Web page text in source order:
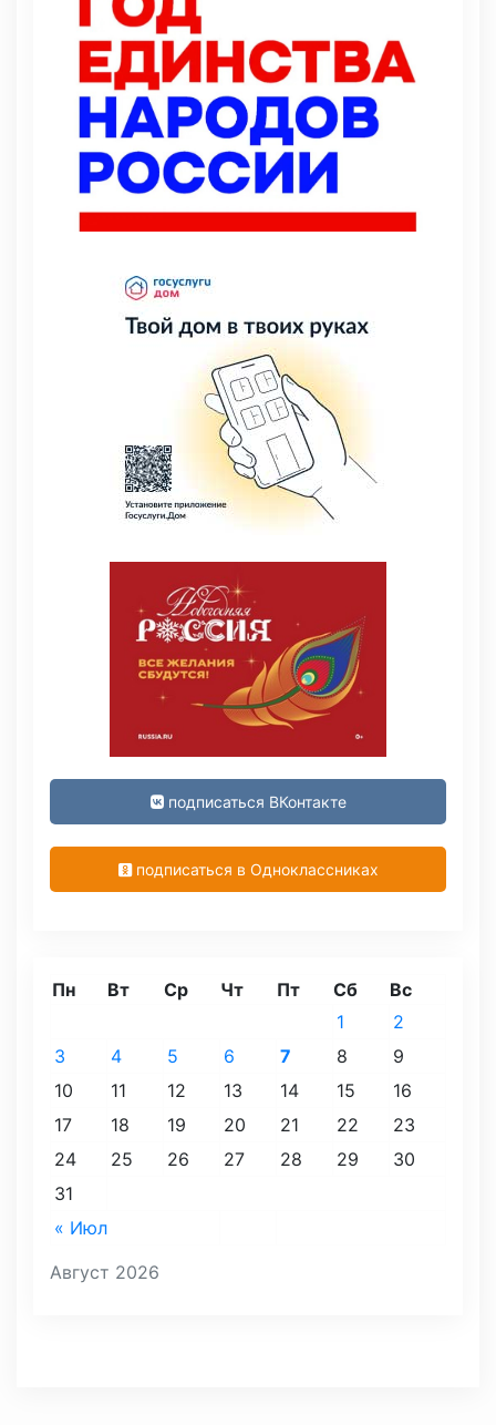
подписаться ВКонтакте
подписаться в Одноклассниках
Август 2026
Пн Вт Ср Чт Пт Сб Вс
« Июл
1
2
3
4 5 6 7 8
9
10
11 12 13 14 15
16
17
18 19 20 21 22
23
24
25 26 27 28 29
30
31